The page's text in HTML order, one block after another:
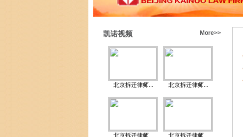
凯诺视频 More>>
北京拆迁律师... 北京拆迁律师...
北京拆迁律师... 北京拆迁律师...